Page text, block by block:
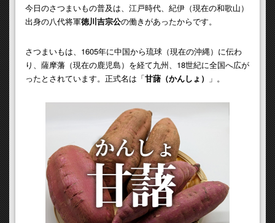
今日のさつまいもの普及は、江戸時代、紀伊（現在の和歌山）
出身の八代将軍徳川吉宗公の働きがあったからです。
さつまいもは、1605年に中国から琉球（現在の沖縄）に伝わ
り、薩摩藩（現在の鹿児島）を経て九州、18世紀に全国へ広が
ったとされています。正式名は「甘藷（かんしょ） 」。